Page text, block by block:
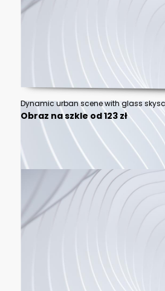
Obraz na szkle od 123 zł